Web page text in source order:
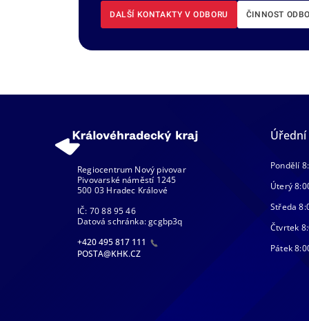
DALŠÍ KONTAKTY V ODBORU ČINNOST
Regiocentrum Nový pivovar
Pivovarské náměstí 1245
500 03 Hradec Králové
IČ: 70 88 95 46
Datová schránka: gcgbp3q
+420 495 817 111
POSTA@KHK.CZ
Pondělí
Úterý
Středa
Čtvrtek
Pátek